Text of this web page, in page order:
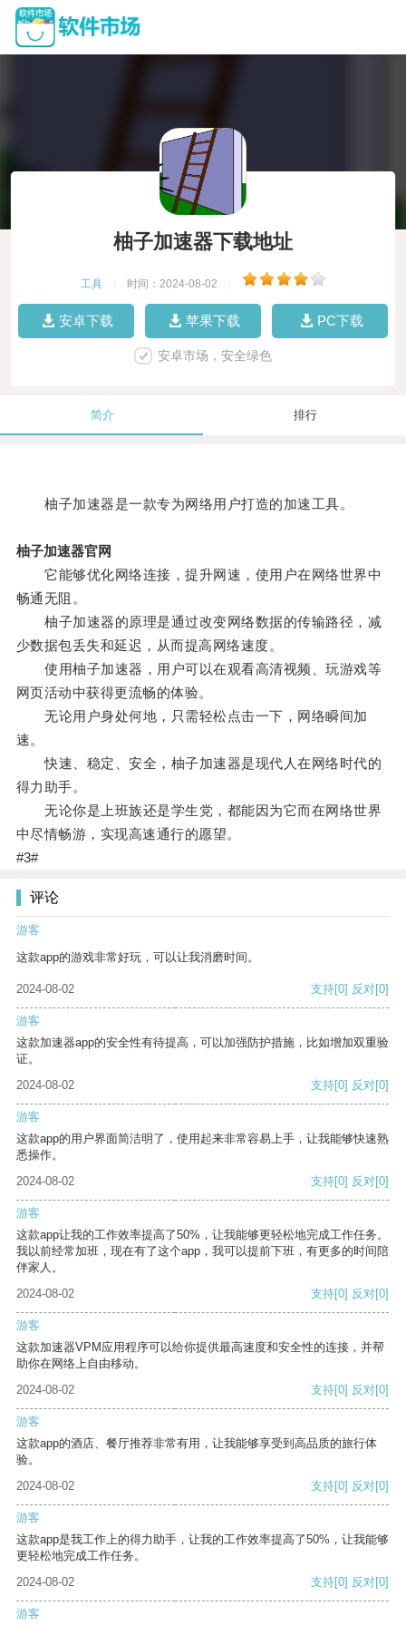
柚子加速器下载地址
工具 时间：2024-08-02
安卓下载 苹果下载 PC下载
安卓市场，安全绿色
简介 排行
柚子加速器是一款专为网络用户打造的加速工具。
柚子加速器官网
它能够优化网络连接，提升网速，使用户在网络世界中
畅通无阻。
柚子加速器的原理是通过改变网络数据的传输路径，减
少数据包丢失和延迟，从而提高网络速度。
使用柚子加速器，用户可以在观看高清视频、玩游戏等
网页活动中获得更流畅的体验。
无论用户身处何地，只需轻松点击一下，网络瞬间加
速。
快速、稳定、安全，柚子加速器是现代人在网络时代的
得力助手。
无论你是上班族还是学生党，都能因为它而在网络世界
中尽情畅游，实现高速通行的愿望。
#3#
评论
游客
这款app的游戏非常好玩，可以让我消磨时间。
2024-08-02 支持[0] 反对[0]
游客
这款加速器app的安全性有待提高，可以加强防护措施，比如增加双重验
证。
2024-08-02
支持[0] 反对[0]
游客
这款app的用户界面简洁明了，使用起来非常容易上手，让我能够快速熟
悉操作。
2024-08-02
支持[0] 反对[0]
游客
这款app让我的工作效率提高了50%，让我能够更轻松地完成工作任务。
我以前经常加班，现在有了这个app，我可以提前下班，有更多的时间陪
伴家人。
2024-08-02
支持[0] 反对[0]
游客
这款加速器VPM应用程序可以给你提供最高速度和安全性的连接，并帮
助你在网络上自由移动。
2024-08-02
支持[0] 反对[0]
游客
这款app的酒店、餐厅推荐非常有用，让我能够享受到高品质的旅行体
验。
2024-08-02
支持[0] 反对[0]
游客
这款app是我工作上的得力助手，让我的工作效率提高了50%，让我能够
更轻松地完成工作任务。
2024-08-02
支持[0] 反对[0]
游客